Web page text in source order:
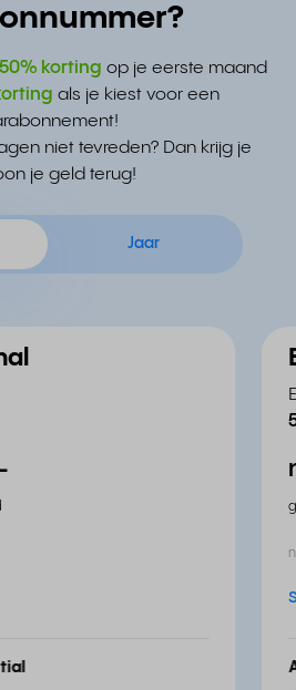
50% korting op je eerste maand
als je kiest voor een
niet tevreden? Dan krijg je
je geld terug!
Jaar